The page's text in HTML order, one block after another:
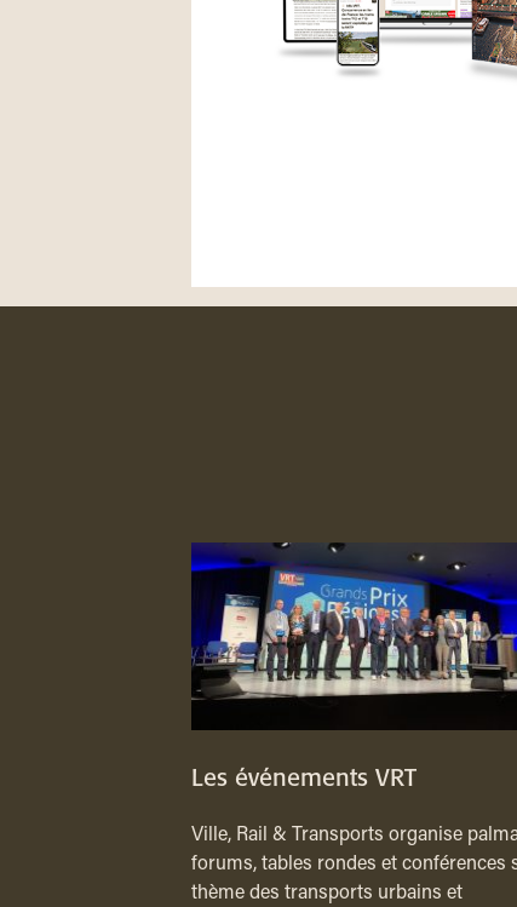
Les événements VRT
Ville, Rail & Transports organise
forums, tables rondes et conférences
thème des transports urbains et